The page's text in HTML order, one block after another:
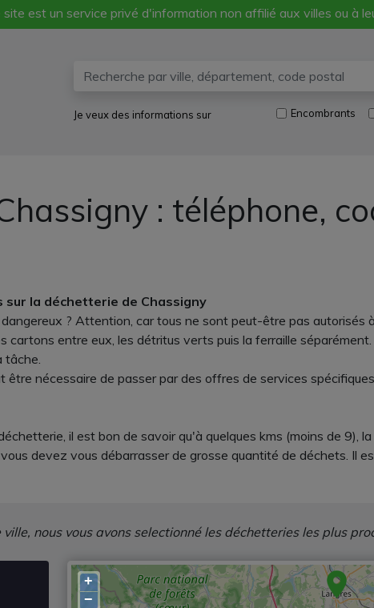
site est un service privé d'information non affilié aux villes ou à
Je veux des informations sur Encombrants
: téléphone,
la déchetterie de Chassigny
? Attention, car tous ne sont peut-être pas autorisés
cartons entre eux, les détritus verts puis la ferraille
tâche.
être nécessaire de passer par des offres de services
il est bon de savoir qu'à quelques kms (moins de 9),
devez vous débarrasser de grosse quantité de déchets. Il
nous vous avons selectionné les déchetteries les plus
+
−